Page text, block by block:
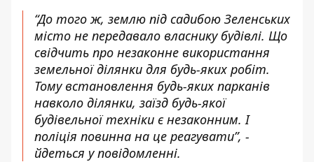
“До того ж, землю під садибою Зеленських
місто не передавало власнику будівлі. Що
свідчить про незаконне використання
земельної ділянки для будь-яких робіт.
Тому встановлення будь-яких парканів
навколо ділянки, заїзд будь-якої
будівельної техніки є незаконним. І
поліція повинна на це реагувати”, -
йдеться у повідомленні.